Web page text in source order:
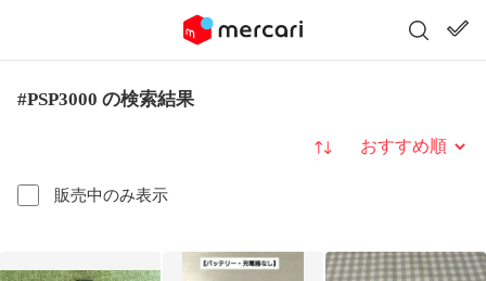
#PSP3000 の検索結果
販売中のみ表示
並び替え